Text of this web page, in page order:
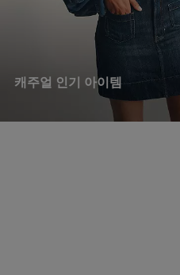
캐주얼 인기 아이템